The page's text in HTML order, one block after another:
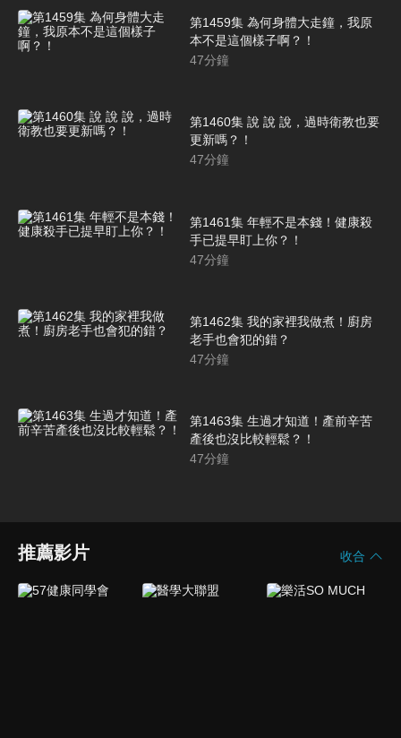
第1459集 為何身體大走鐘，我原
本不是這個樣子啊？！
47分鐘
第1460集 說 說 說，過時衛教也要
更新嗎？！
47分鐘
第1461集 年輕不是本錢！健康殺
手已提早盯上你？！
47分鐘
第1462集 我的家裡我做煮！廚房
老手也會犯的錯？
47分鐘
第1463集 生過才知道！產前辛苦
產後也沒比較輕鬆？！
47分鐘
推薦影片 收合